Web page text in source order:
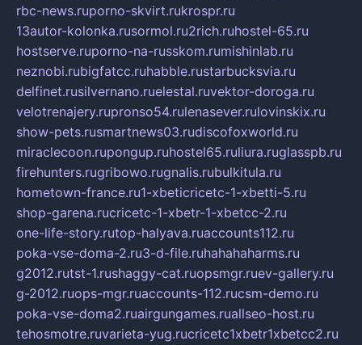
rbc-news.ruporno-skvirt.rukrospr.ru
13autor-kolonka.rusormol.ru2rich.ruhostel-65.ru
hostserve.ruporno-na-russkom.rumishinlab.ru
neznobi.rubigfatcc.ruhabble.rustarbucksvia.ru
delfinet.rusilvernano.ruelestal.ruvektor-doroga.ru
velotrenajery.rupronso54.rulenasever.rulovinskix.ru
show-pets.rusmartnews03.rudiscofoxworld.ru
miraclecoon.rupongup.ruhostel65.ruliura.ruglasspb.ru
firehunters.rugribowo.rugnalis.rubulkitula.ru
hometown-france.ru1-xbeticricetc-1-xbetti-5.ru
shop-garena.rucricetc-1-xbetr-1-xbetcc-2.ru
one-life-story.rutop-halyava.ruaccounts112.ru
poka-vse-doma-2.ru3-d-file.ruhahahaharms.ru
g2012.rutst-1.rushaggy-cat.ruopsmgr.ruev-gallery.ru
g-2012.ruops-mgr.ruaccounts-112.rucsm-demo.ru
poka-vse-doma2.ruairgungames.ruallseo-host.ru
tehosmotre.ruvarieta-yug.rucricetc1xbetr1xbetcc2.ru